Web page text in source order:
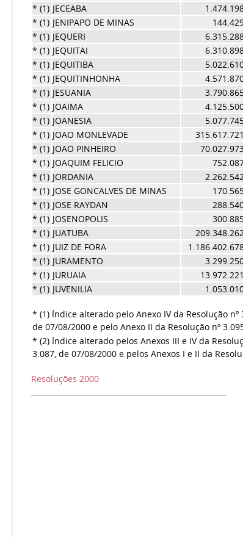
* (1) JECEABA
* (1) JENIPAPO DE MINAS
* (1) JEQUERI
* (1) JEQUITAI
* (1) JEQUITIBA
* (1) JEQUITINHONHA
* (1) JESUANIA
* (1) JOAIMA
* (1) JOANESIA
* (1) JOAO MONLEVADE 315.617.721
* (1) JOAO PINHEIRO
* (1) JOAQUIM FELICIO
* (1) JORDANIA
* (1) JOSE GONCALVES DE MINAS
* (1) JOSE RAYDAN
* (1) JOSENOPOLIS
* (1) JUATUBA
* (1) JUIZ DE FORA
* (1) JURAMENTO
* (1) JURUAIA 13.972.221
* (1) JUVENILIA
* (1) Índice alterado pelo Anexo IV da Resolução
de 07/08/2000 e pelo Anexo II da Resolução nº
* (2) Índice alterado pelos Anexos III e IV da
3.087, de 07/08/2000 e pelos Anexos I e II da
Resoluções 2000